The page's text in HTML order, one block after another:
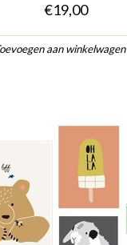
€19,00
aan winkelwagen